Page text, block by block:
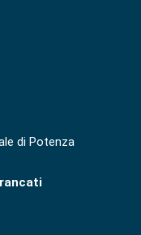
di Potenza